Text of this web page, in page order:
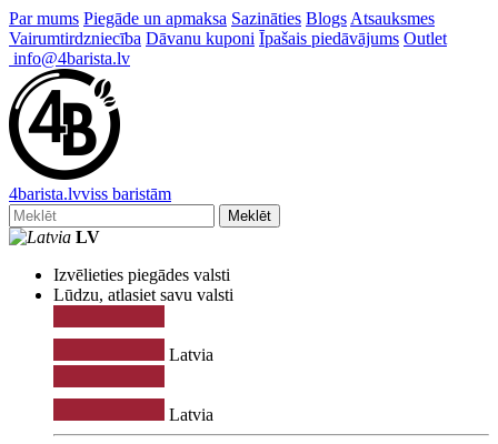
Par mums Piegāde un apmaksa Sazināties Blogs Atsauksmes
Vairumtirdzniecība Dāvanu kuponi Īpašais piedāvājums Outlet
info@4barista.lv
4barista.lvviss baristām
Meklēt
LV
Izvēlieties piegādes valsti
Lūdzu, atlasiet savu valsti
Latvia
Latvia